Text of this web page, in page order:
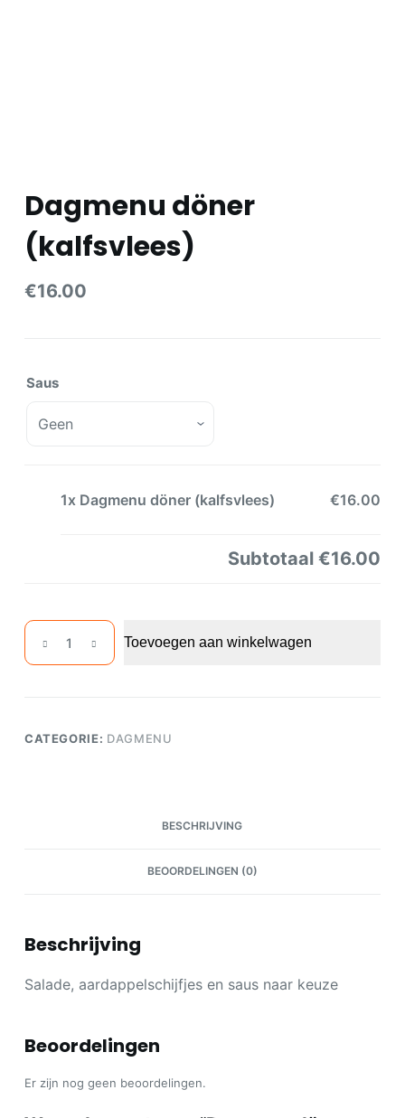
Dagmenu döner
(kalfsvlees)
€16.00
Saus
1x Dagmenu döner (kalfsvlees) €16.00
Subtotaal€16.00
Dagmenu
döner
Toevoegen aan winkelwagen
CATEGORIE: DAGMENU
BESCHRIJVING
BEOORDELINGEN (0)
Beschrijving
Salade, aardappelschijfjes en saus naar keuze
Beoordelingen
Er zijn nog geen beoordelingen.